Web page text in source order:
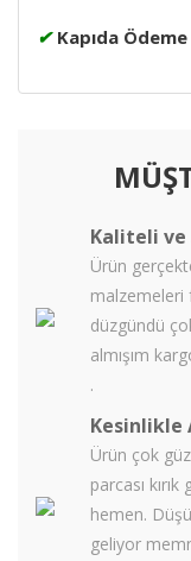
✔ Kapıda Ödeme
Kaliteli ve
Ürün
malzemeleri
düzgündü
almışım
.
Kesinlikle
Ürün çok
parcası
hemen.
geliyor